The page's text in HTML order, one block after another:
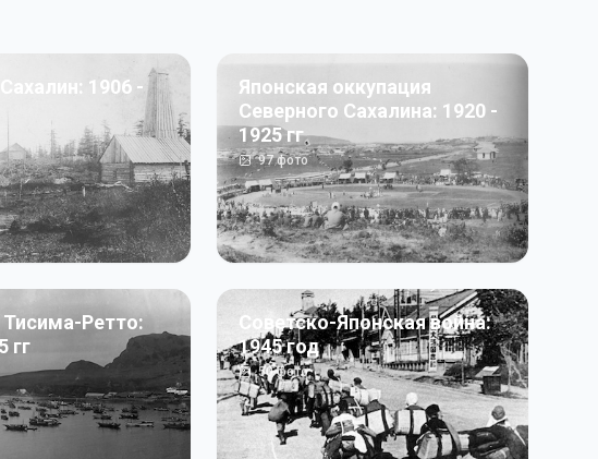
1906 -
Японская оккупация
Северного Сахалина: 1920 -
1925 гг
97фото
Тисима-Ретто:
гг
Советско-Японская война:
1945 год
50фото